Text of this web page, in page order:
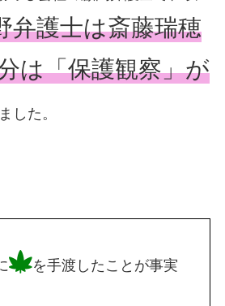
弁護士は斎藤瑞穂
は「保護観察」が
した。
を手渡したことが事実